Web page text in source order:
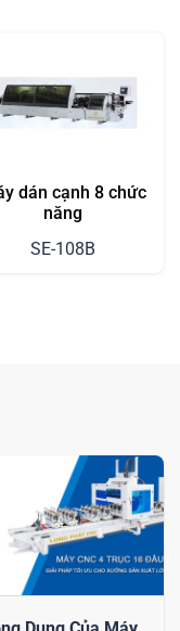
dán cạnh 8 chức
năng
SE-108B